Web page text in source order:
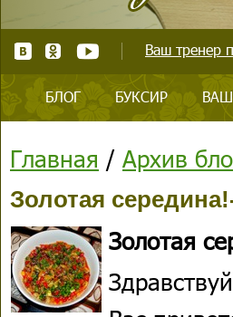
Ваш тренер
БЛОГ БУКСИР
Главная / Архив
Золотая
Золотая